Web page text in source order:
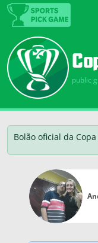
public
Bolão oficial da